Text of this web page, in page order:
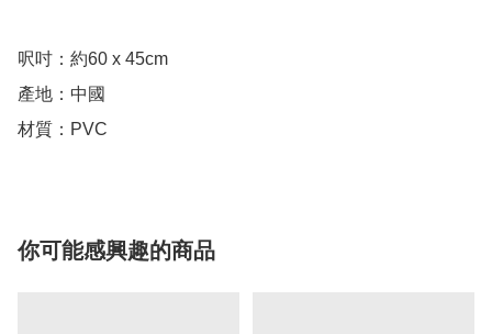
呎吋：約60 x 45cm
產地：中國
材質：PVC
你可能感興趣的商品